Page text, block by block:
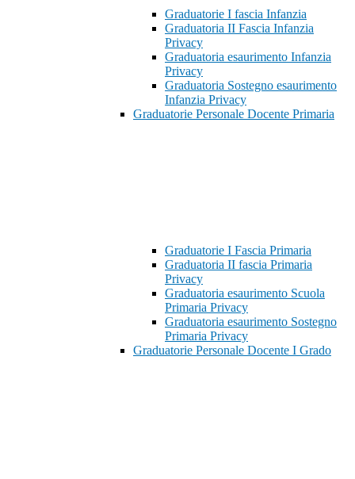
Graduatorie I fascia Infanzia
Graduatoria II Fascia Infanzia
Privacy
Graduatoria esaurimento Infanzia
Privacy
Graduatoria Sostegno esaurimento
Infanzia Privacy
Graduatorie Personale Docente Primaria
Graduatorie I Fascia Primaria
Graduatoria II fascia Primaria
Privacy
Graduatoria esaurimento Scuola
Primaria Privacy
Graduatoria esaurimento Sostegno
Primaria Privacy
Graduatorie Personale Docente I Grado